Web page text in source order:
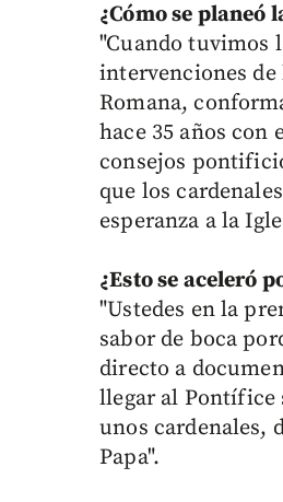
¿Cómo se planeó
"Cuando tuvimos
intervenciones de
Romana,
hace 35 años con
consejos
que los
esperanza a la
¿Esto se aceleró
"Ustedes en la
sabor de boca
directo a
llegar al Pontífice
unos cardenales,
Papa".